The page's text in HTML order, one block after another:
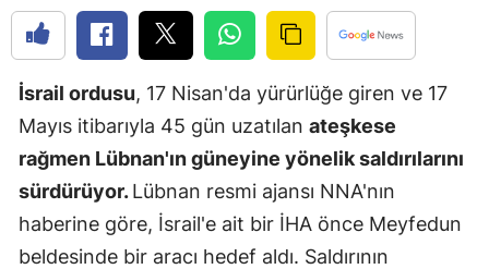
Diyarbakır
Edirne
Elazığ
Erzincan
Eskişehir
İsrail ordusu, 17 Nisan'da yürürlüğe giren ve 17
Mayıs itibarıyla 45 gün uzatılan ateşkese
rağmen Lübnan'ın güneyine yönelik saldırılarını
sürdürüyor.Lübnan resmi ajansı NNA'nın
haberine göre, İsrail'e ait bir İHA önce Meyfedun
beldesinde bir aracı hedef aldı. Saldırının